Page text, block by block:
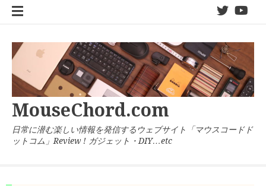
twitter
MouseChord.com
日常に潜む楽しい情報を発信するウェブサイト「マウスコードド
ットコム」Review ! ガジェット・DIY…etc